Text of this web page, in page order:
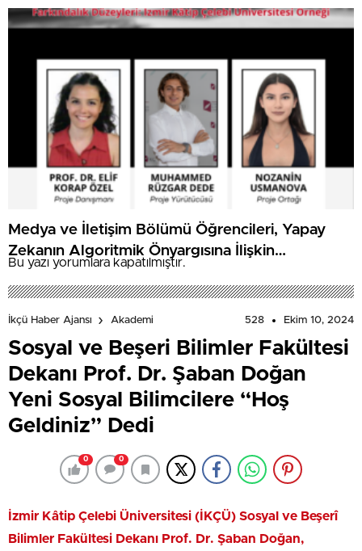
Medya ve İletişim Bölümü Öğrencileri, Yapay
Zekanın Algoritmik Önyargısına İlişkin
Farkındalık Düzeylerini Araştıracak
Bu yazı yorumlara kapatılmıştır.
İkçü Haber Ajansı Akademi 528 Ekim 10, 2024
Sosyal ve Beşeri Bilimler Fakültesi
Dekanı Prof. Dr. Şaban Doğan
Yeni Sosyal Bilimcilere “Hoş
Geldiniz” Dedi
0 0
İzmir Kâtip Çelebi Üniversitesi (İKÇÜ) Sosyal ve Beşerî
Bilimler Fakültesi Dekanı Prof. Dr. Şaban Doğan,